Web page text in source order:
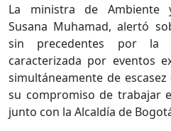
La ministra de Ambiente
Susana Muhamad, alertó
sin precedentes por la
caracterizada por eventos
simultáneamente de
su compromiso de trabajar
junto con la Alcaldía de